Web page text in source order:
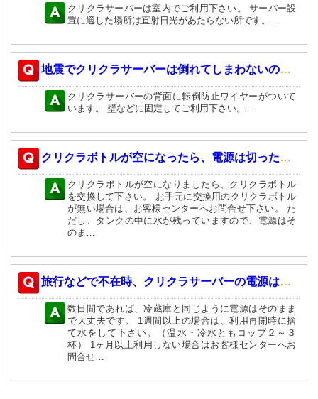
クリクラサーバーは室内でご利用下さい。 サーバー設
置に適した場所は直射日光があたらない所です。…
地震でクリクラサーバーは倒れてしまわないのですか？
クリクラサーバーの背面に転倒防止ワイヤーがついて
います。 壁などに固定してご利用下さい。…
クリクラボトルが空になったら、電源は切ったほうが良いですか？
クリクラボトルが空になりましたら、クリクラボトル
を交換して下さい。 お手元に交換用のクリクラボトル
が無い場合は、お客様センターへお問合せ下さい。 た
だし、タンクの中に水が残っていますので、電源はそ
のま…
旅行などで不在時、クリクラサーバーの電源はどうしたら良いですか？
数日間であれば、冷蔵庫と同じように電源はそのまま
で大丈夫です。 1週間以上の場合は、利用再開時に捨
て水をして下さい。（温水・冷水ともコップ２～３
杯） 1ヶ月以上利用しない場合はお客様センターへお
問合せ…